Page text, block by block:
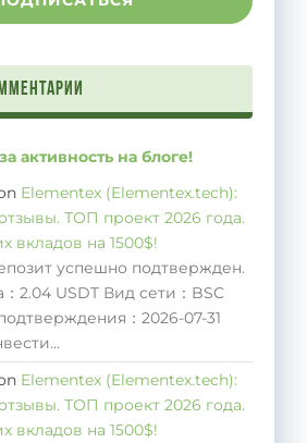
активность на блоге!
Elementex (Elementex.tech):
ТОП проект 2026 года.
вкладов на 1500$!
успешно подтвержден.
2.04 USDT Вид сети：BSC
：2026-07-31
Elementex (Elementex.tech):
ТОП проект 2026 года.
вкладов на 1500$!